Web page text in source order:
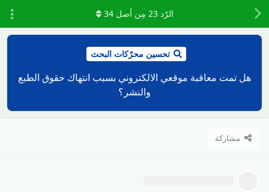
تحسين محرّكات البحث
هل تمت معاقبة موقعي الالكتروني بسبب انتهاك حقوق الطبع
والنشر؟
مشاركة
الرّد23 مِن أصل34